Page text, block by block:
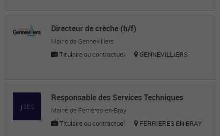
Directeur de crèche (h/f)
Mairie de Gennevilliers
Titulaire ou contractuel
GENNEVILLIERS
Responsable des Services Techniques
Mairie de Ferrières-en-Bray
Titulaire ou contractuel
FERRIERES EN BRAY